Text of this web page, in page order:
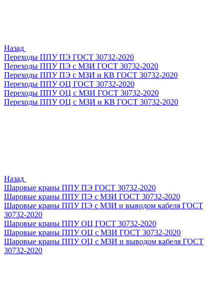
Назад
Переходы ППУ ПЭ ГОСТ 30732-2020
Переходы ППУ ПЭ с МЗИ ГОСТ 30732-2020
Переходы ППУ ПЭ с МЗИ и КВ ГОСТ 30732-2020
Переходы ППУ ОЦ ГОСТ 30732-2020
Переходы ППУ ОЦ с МЗИ ГОСТ 30732-2020
Переходы ППУ ОЦ с МЗИ и КВ ГОСТ 30732-2020
Назад
Шаровые краны ППУ ПЭ ГОСТ 30732-2020
Шаровые краны ППУ ПЭ с МЗИ ГОСТ 30732-2020
Шаровые краны ППУ ПЭ с МЗИ и выводом кабеля ГОСТ
30732-2020
Шаровые краны ППУ ОЦ ГОСТ 30732-2020
Шаровые краны ППУ ОЦ с МЗИ ГОСТ 30732-2020
Шаровые краны ППУ ОЦ с МЗИ и выводом кабеля ГОСТ
30732-2020